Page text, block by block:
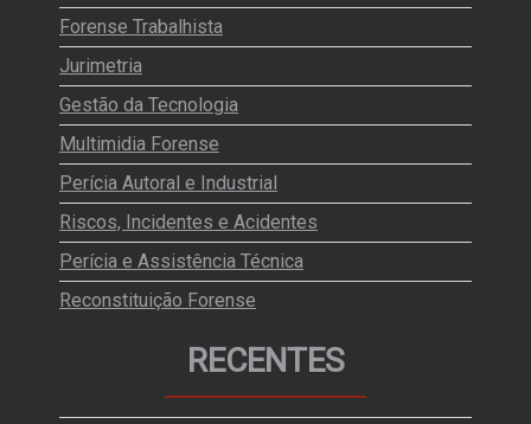
Forense Trabalhista
Jurimetria
Gestão da Tecnologia
Multimidia Forense
Perícia Autoral e Industrial
Riscos, Incidentes e Acidentes
Perícia e Assistência Técnica
Reconstituição Forense
RECENTES